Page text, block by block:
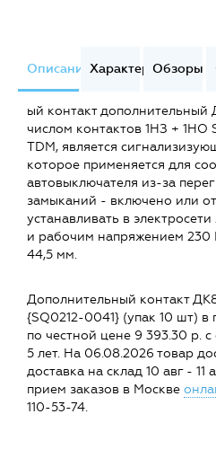
ОписаниеХарактеристики
Обзоры
ый контакт дополнительный
числом контактов 1НЗ + 1НО
TDM, является
которое применяется для
автовыключателя из-за
замыканий - включено или
устанавливать в
и рабочим напряжением
44,5 мм.
Дополнительный контакт
{SQ0212-0041} (упак 10 шт) в
по честной цене 9 393.30 р.
5 лет. На 06.08.2026 товар
доставка на склад 10 авг - 11
прием заказов в Москве
110-53-74.